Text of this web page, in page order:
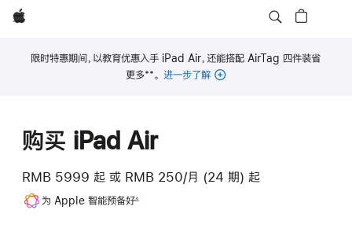
Apple
限时特惠期间，以教育优惠入手 iPad Air，还能搭配 AirTag 四件装省
更多**。进一步了解
购买 iPad Air
RMB 5999 起 或 RMB 250/月 (24 期) 起
为 Apple 智能预备好∆